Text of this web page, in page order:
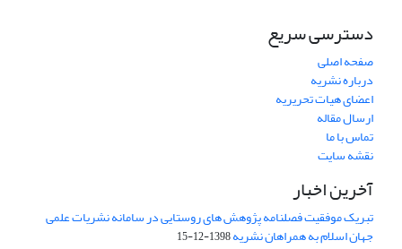
دسترسی سریع
صفحه اصلی
درباره نشریه
اعضای هیات تحریریه
ارسال مقاله
تماس با ما
نقشه سایت
آخرین اخبار
تبریک موفقیت فصلنامه پژوهش های روستایی در سامانه نشریات علمی
جهان اسلام به همراهان نشریه1398-12-15